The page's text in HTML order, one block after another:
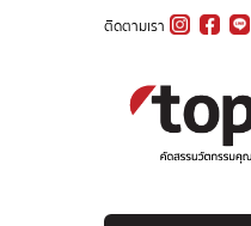
ติดตามเรา